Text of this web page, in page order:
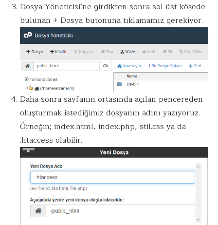
Dosya Yöneticisi’ne girdikten sonra sol üst köşede
bulunan + Dosya butonuna tıklamamız gerekiyor.
Daha sonra sayfanın ortasında açılan pencereden
oluşturmak istediğimiz dosyanın adını yazıyoruz.
Örneğin; index.html, index.php, stil.css ya da
.htaccess olabilir.